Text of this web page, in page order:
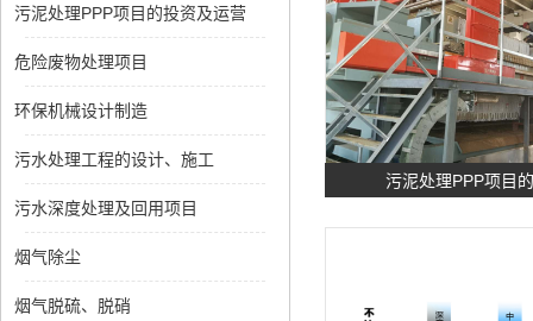
污泥处理PPP项目的投资及运营
危险废物处理项目
环保机械设计制造
污水处理工程的设计、施工
污水深度处理及回用项目
烟气除尘
烟气脱硫、脱硝
污泥处理PPP项目